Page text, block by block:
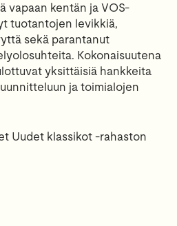
vapaan kentän ja VOS-
tuotantojen levikkiä,
sekä parantanut
Kokonaisuutena
yksittäisiä hankkeita
ja toimialojen
Uudet klassikot -rahaston